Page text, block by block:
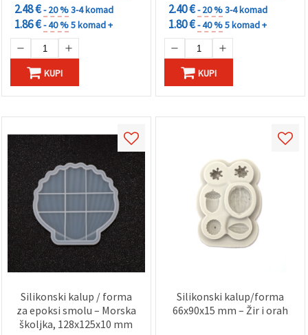
2.48 €- 20 %3-4 komad
1.86 €- 40 %5 komad +
KUPI
2.40 €- 20 %3-4 komad
1.80 €- 40 %5 komad +
KUPI
Silikonski kalup / forma
za epoksi smolu – Morska
školjka, 128x125x10 mm
Silikonski kalup/forma
66x90x15 mm – Žir i orah